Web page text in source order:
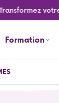
votre
Formation